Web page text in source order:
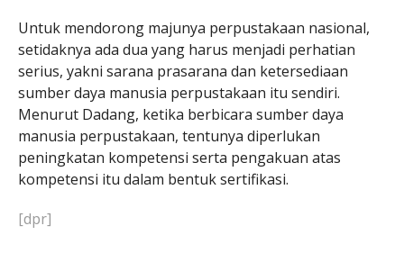
Untuk mendorong majunya perpustakaan nasional,
setidaknya ada dua yang harus menjadi perhatian
serius, yakni sarana prasarana dan ketersediaan
sumber daya manusia perpustakaan itu sendiri.
Menurut Dadang, ketika berbicara sumber daya
manusia perpustakaan, tentunya diperlukan
peningkatan kompetensi serta pengakuan atas
kompetensi itu dalam bentuk sertifikasi.
[dpr]